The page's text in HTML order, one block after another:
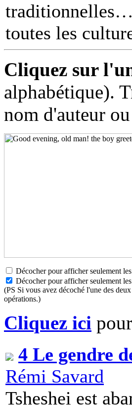
traditionnelles…
toutes les
Cliquez sur
alphabétique).
nom d'auteur
Décocher pour afficher seulement
Décocher pour afficher seulement
(PS Si vous avez décoché l'une des
opérations.)
Cliquez ici
4 Le gendre
Rémi Savard
Tsheshei est